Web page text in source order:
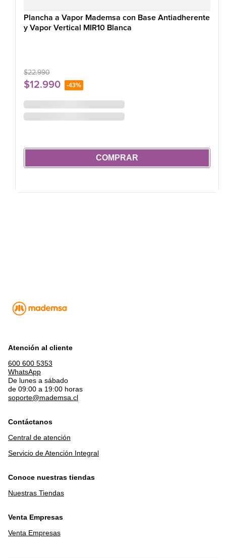
Plancha a Vapor Mademsa con Base Antiadherente
y Vapor Vertical MIR10 Blanca
$22.990
$12.990 -43%
COMPRAR
Atención al cliente
600 600 5353
WhatsApp
De lunes a sábado
de 09:00 a 19:00 horas
soporte@mademsa.cl
Contáctanos
Central de atención
Servicio de Atención Integral
Conoce nuestras tiendas
Nuestras Tiendas
Venta Empresas
Venta Empresas